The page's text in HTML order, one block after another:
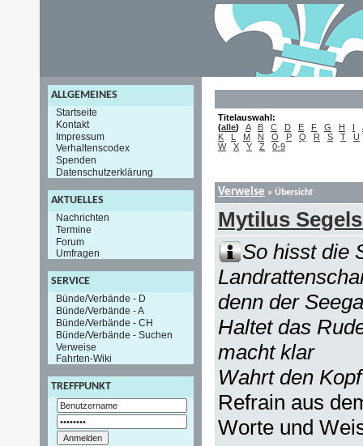
ALLGEMEINES
Startseite
Kontakt
Impressum
Verhaltenscodex
Spenden
Datenschutzerklärung
AKTUELLES
Nachrichten
Termine
Forum
Umfragen
SERVICE
Bünde/Verbände - D
Bünde/Verbände - A
Bünde/Verbände - CH
Bünde/Verbände - Suchen
Verweise
Fahrten-Wiki
TREFFPUNKT
Titelauswahl:
(alle) A B C D E F G H I
K
L M N O P Q R S T
U
W
X Y Z 0-9
Verweise » Übersicht
Mytilus
So hisst die
denn der
Haltet das
macht klar
Wahrt den
Refrain aus
Worte und